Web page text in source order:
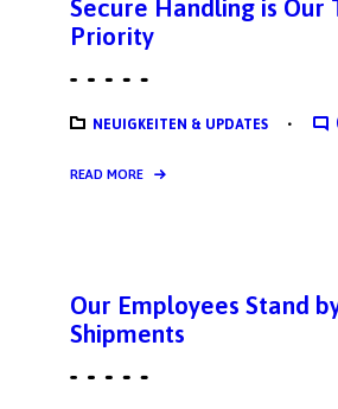
Secure Handling is Our
Priority
NEUIGKEITEN & UPDATES
READ MORE
Our Employees Stand
Shipments